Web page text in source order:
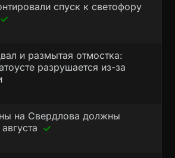
спуск к светофору
и размытая отмостка:
разрушается из-за
на Свердлова должны